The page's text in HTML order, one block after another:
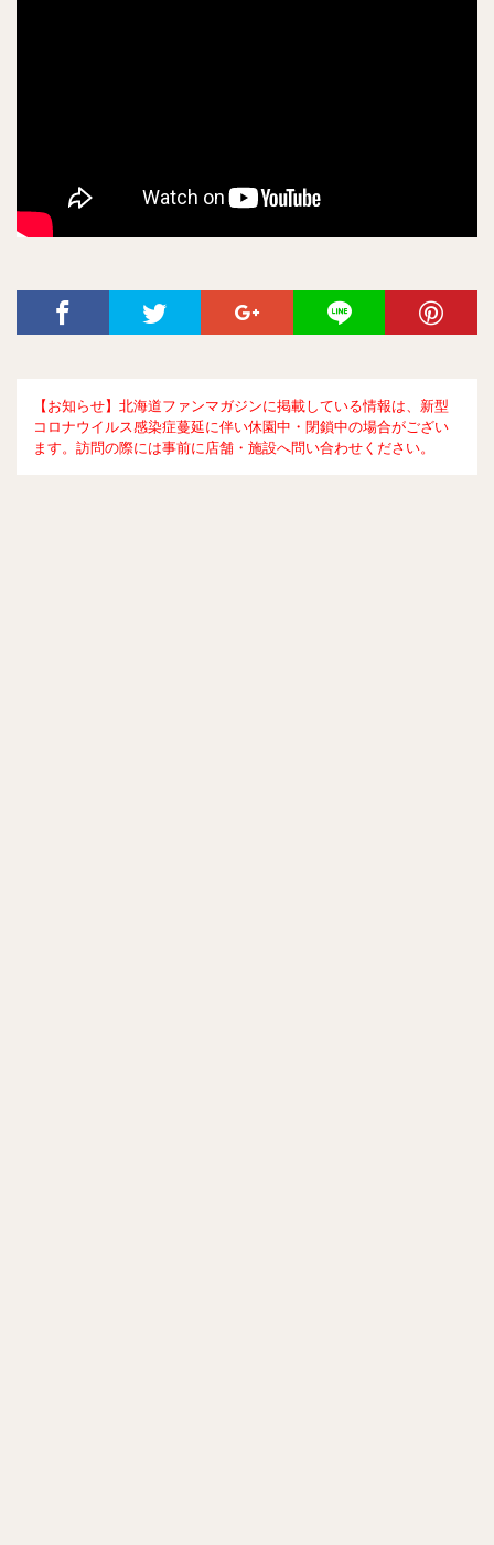
【お知らせ】北海道ファンマガジンに掲載している情報は、新型
コロナウイルス感染症蔓延に伴い休園中・閉鎖中の場合がござい
ます。訪問の際には事前に店舗・施設へ問い合わせください。